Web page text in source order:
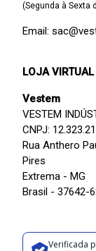
(Segunda à Sexta
Email:
LOJA VIRTUAL
Vestem
VESTEM
CNPJ:
Rua Anthero
Pires
Extrema - MG
Brasil - 37642-
Verificada